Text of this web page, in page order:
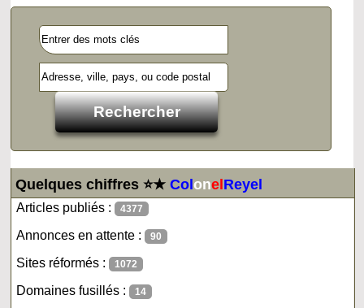
Quelques chiffres ⭐★ColonelReyel
Articles publiés : 4377
Annonces en attente : 90
Sites réformés : 1072
Domaines fusillés : 14